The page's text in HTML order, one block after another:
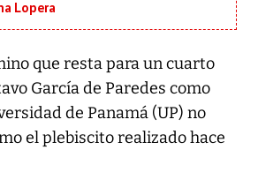
Lopera
que resta para un cuarto
García de Paredes como
de Panamá (UP) no
el plebiscito realizado hace